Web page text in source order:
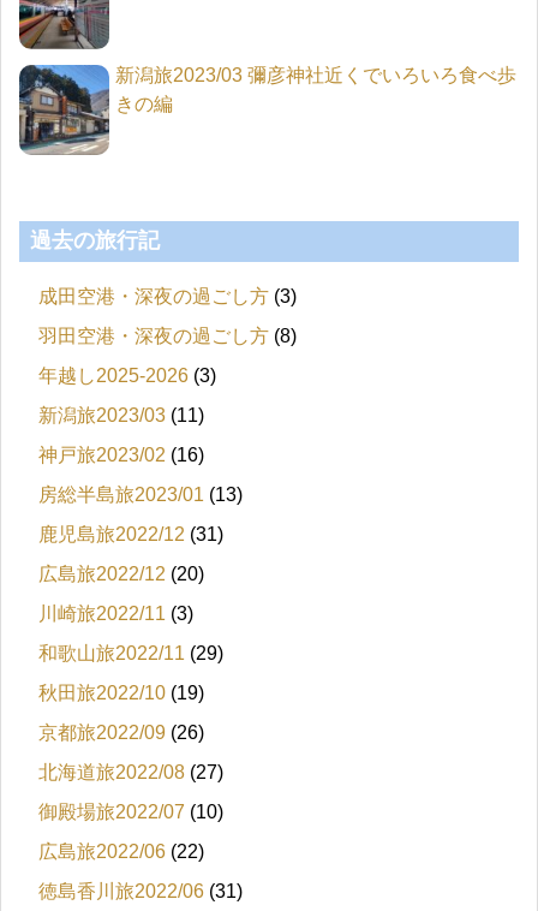
新潟旅2023/03 彌彦神社近くでいろいろ食べ歩
きの編
過去の旅行記
成田空港・深夜の過ごし方 (3)
羽田空港・深夜の過ごし方 (8)
年越し2025-2026 (3)
新潟旅2023/03 (11)
神戸旅2023/02 (16)
房総半島旅2023/01 (13)
鹿児島旅2022/12 (31)
広島旅2022/12 (20)
川崎旅2022/11 (3)
和歌山旅2022/11 (29)
秋田旅2022/10 (19)
京都旅2022/09 (26)
北海道旅2022/08 (27)
御殿場旅2022/07 (10)
広島旅2022/06 (22)
徳島香川旅2022/06 (31)